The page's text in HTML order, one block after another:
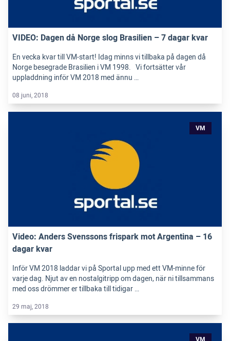
VIDEO: Dagen då Norge slog Brasilien – 7 dagar kvar
En vecka kvar till VM-start! Idag minns vi tillbaka på dagen då
Norge besegrade Brasilien i VM 1998. Vi fortsätter vår
uppladdning inför VM 2018 med ännu …
08 juni, 2018
VM
Video: Anders Svenssons frispark mot Argentina – 16
dagar kvar
Inför VM 2018 laddar vi på Sportal upp med ett VM-minne för
varje dag. Njut av en nostalgitripp om dagen, när ni tillsammans
med oss drömmer er tillbaka till tidigar …
29 maj, 2018